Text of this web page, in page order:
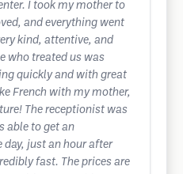
I took my mother to
and everything went
kind, attentive, and
who treated us was
quickly and with great
French with my mother,
The receptionist was
able to get an
just an hour after
fast. The prices are